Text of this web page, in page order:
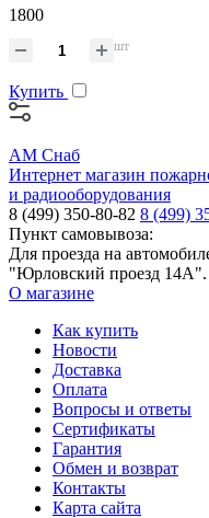
1800
шт
Купить
АМ Снаб
Интернет магазин
и радиооборудования
8 (499) 350-80-82 8 (499)
Пункт самовывоза:
Для проезда на
"Юрловский проезд 14А".
О магазине
Как купить
Новости
Доставка
Оплата
Вопросы и ответы
Сертификаты
Гарантия
Обмен и возврат
Контакты
Карта сайта